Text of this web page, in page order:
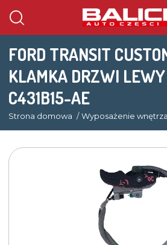
FORD TRANSIT
KLAMKA DRZWI
C431B15-AE
Strona domowa Wyposażenie wnętrza